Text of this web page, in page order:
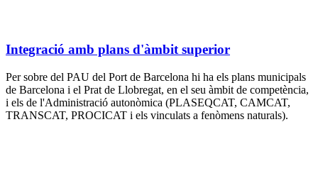
Integració amb plans d'àmbit superior
Per sobre del PAU del Port de Barcelona hi ha els plans municipals
de Barcelona i el Prat de Llobregat, en el seu àmbit de competència,
i els de l'Administració autonòmica (PLASEQCAT, CAMCAT,
TRANSCAT, PROCICAT i els vinculats a fenòmens naturals).